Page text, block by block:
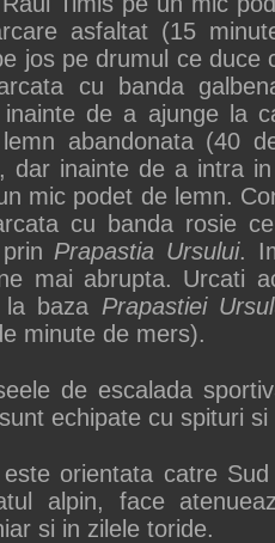
asfaltat (15
jos pe drumul ce duce
cu banda
de a ajunge la
abandonata (40
dar inainte de a intra
mic podet de lemn.
cu banda rosie
Prapastia Ursului.
mai abrupta. Urcati
baza Prapastiei
minute de mers).
de escalada
echipate cu spituri
este orientata catre
alpin, face
si in zilele toride.